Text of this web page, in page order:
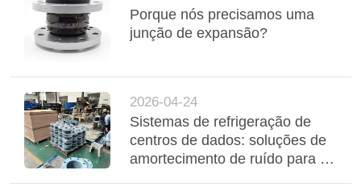
Porque nós precisamos uma
junção de expansão?
2026-04-24
Sistemas de refrigeração de
centros de dados: soluções de
amortecimento de ruído para as